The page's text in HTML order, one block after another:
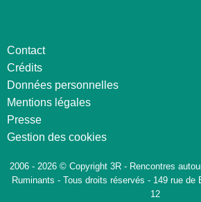
Contact
Crédits
Données personnelles
Mentions légales
Presse
Gestion des cookies
2006 - 2026 © Copyright 3R - Rencontres
Ruminants - Tous droits réservés - 149 rue de
12